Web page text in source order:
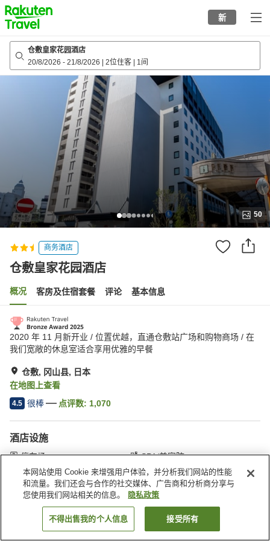
to
top
page
新
仓敷皇家花园酒店
20/8/2026 - 21/8/2026 2位住客 1间
50
商务酒店
仓敷皇家花园酒店
概况 客房及住宿套餐 评论 基本信息
2020 年 11 月新开业 / 位置优越，直通仓敷站广场和购物商场 / 在
我们宽敞的休息室适合享用优雅的早餐
仓敷, 冈山县, 日本
在地图上查看
4.5 很棒 点评数: 1,070
酒店设施
停车场
SPA/美容院
休息室
自动售货机
首页 日本 冈山县 仓敷 仓敷皇家花园酒店
搜索客房
本网站使用 Cookie 来增强用户体验，并分析我们网站的性能
和流量。我们还会与合作的社交媒体、广告商和分析商分享与
您使用我们网站相关的信息。
隐私政策
不得出售我的个人信息 接受所有